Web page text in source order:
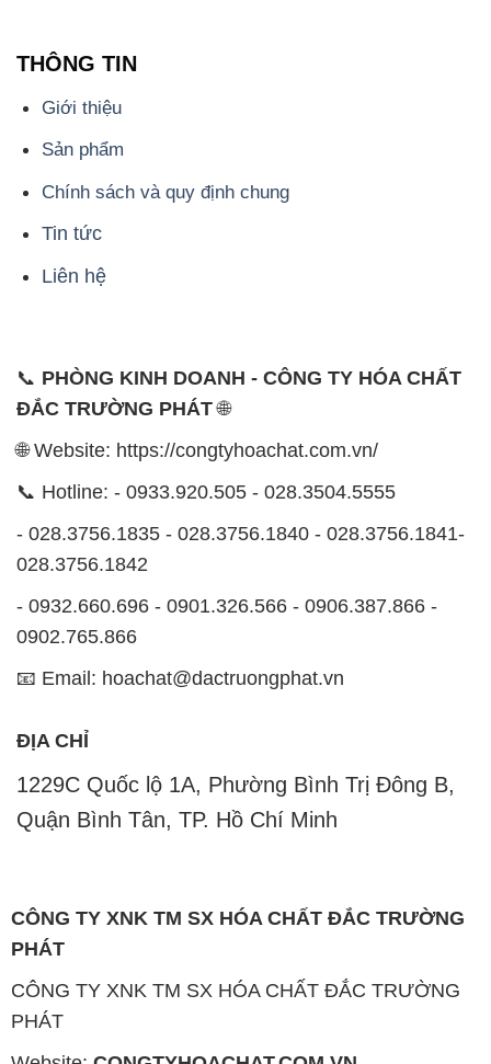
THÔNG TIN
Giới thiệu
Sản phẩm
Chính sách và quy định chung
Tin tức
Liên hệ
📞 PHÒNG KINH DOANH - CÔNG TY HÓA CHẤT
ĐẮC TRƯỜNG PHÁT🌐
🌐 Website: https://congtyhoachat.com.vn/
📞 Hotline: - 0933.920.505 - 028.3504.5555
- 028.3756.1835 - 028.3756.1840 - 028.3756.1841-
028.3756.1842
- 0932.660.696 - 0901.326.566 - 0906.387.866 -
0902.765.866
📧 Email: hoachat@dactruongphat.vn
ĐỊA CHỈ
1229C Quốc lộ 1A, Phường Bình Trị Đông B,
Quận Bình Tân, TP. Hồ Chí Minh
CÔNG TY XNK TM SX HÓA CHẤT ĐẮC TRƯỜNG
PHÁT
CÔNG TY XNK TM SX HÓA CHẤT ĐẮC TRƯỜNG
PHÁT